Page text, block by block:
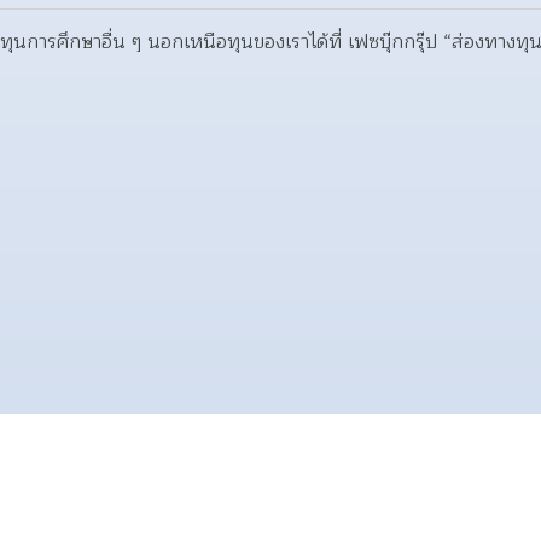
การศึกษาอื่น ๆ นอกเหนือทุนของเราได้ที่ เฟซบุ๊กกรุ๊ป “ส่องทางทุ